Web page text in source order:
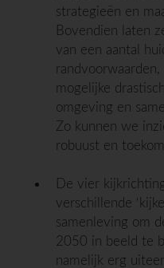
strategieën en
Bovendien laten
van een aantal
mogelijke
omgeving en
Zo kunnen we
robuust en
De vier
verschillende
samenleving om
2050 in beeld te
namelijk erg